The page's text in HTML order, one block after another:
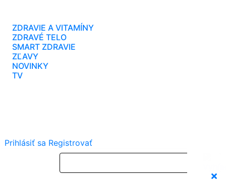
ZDRAVIE A VITAMÍNY
ZDRAVÉ TELO
SMART ZDRAVIE
ZĽAVY
NOVINKY
TV
Prihlásiť sa Registrovať